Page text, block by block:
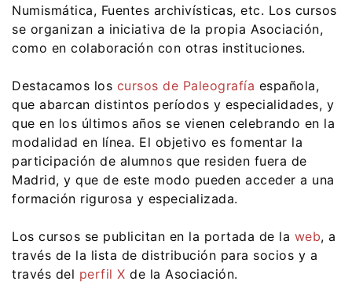
Numismática, Fuentes archivísticas, etc. Los cursos
se organizan a iniciativa de la propia Asociación,
como en colaboración con otras instituciones.
Destacamos los cursos de Paleografía española,
que abarcan distintos períodos y especialidades, y
que en los últimos años se vienen celebrando en la
modalidad en línea. El objetivo es fomentar la
participación de alumnos que residen fuera de
Madrid, y que de este modo pueden acceder a una
formación rigurosa y especializada.
Los cursos se publicitan en la portada de la web, a
través de la lista de distribución para socios y a
través del perfil X de la Asociación.